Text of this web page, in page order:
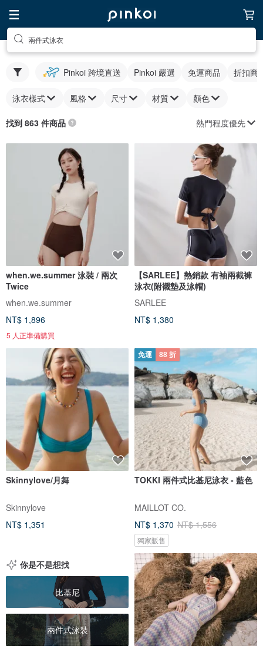
兩件式泳衣
Pinkoi 跨境直送 Pinkoi 嚴選 免運商品 折扣商
泳衣樣式 風格 尺寸 材質 顏色
找到 863 件商品 熱門程度優先
when.we.summer 泳裝 / 兩次
Twice
when.we.summer
NT$ 1,896
5 人正準備購買
【SARLEE】熱銷款 有袖兩截褲
泳衣(附襯墊及泳帽)
SARLEE
NT$ 1,380
Skinnylove/月舞
Skinnylove
NT$ 1,351
免運 88 折
TOKKI 兩件式比基尼泳衣 - 藍色
MAILLOT CO.
NT$ 1,370 NT$ 1,556
獨家販售
你是不是想找
比基尼
兩件式泳裝